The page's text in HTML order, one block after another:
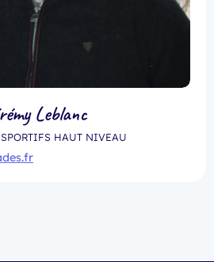
Leblanc
SPORTIFS HAUT NIVEAU